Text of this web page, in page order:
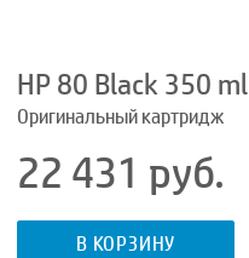
HP 80 Black 350 ml
Оригинальный картридж
22 431 руб.
В КОРЗИНУ